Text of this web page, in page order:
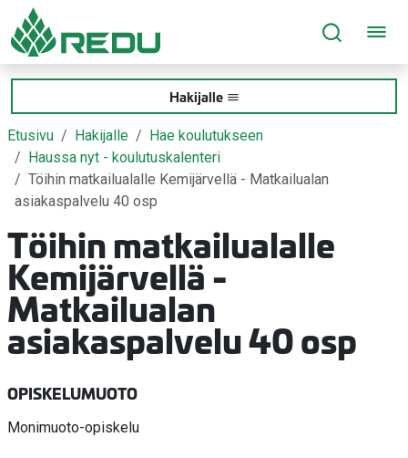
Siirry sivusisältöön
Hakijalle
Etusivu Hakijalle
Hae koulutukseen
Haussa nyt - koulutuskalenteri
Töihin matkailualalle Kemijärvellä - Matkailualan
asiakaspalvelu 40 osp
Töihin matkailualalle
Kemijärvellä -
Matkailualan
asiakaspalvelu 40 osp
OPISKELUMUOTO
Monimuoto-opiskelu